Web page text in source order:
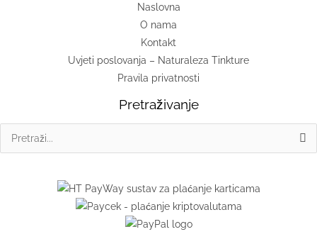
Naslovna
O nama
Kontakt
Uvjeti poslovanja – Naturaleza Tinkture
Pravila privatnosti
Pretraživanje